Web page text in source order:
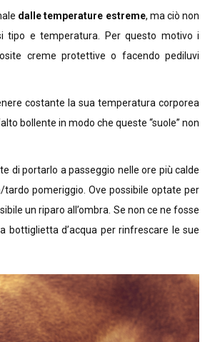
dalle temperature estreme, ma ciò non
tipo e temperatura. Per questo motivo i
creme protettive o facendo pediluvi
costante la sua temperatura corporea
bollente in modo che queste “suole” non
di portarlo a passeggio nelle ore più calde
pomeriggio. Ove possibile optate per
un riparo all’ombra. Se non ce ne fosse
d’acqua per rinfrescare le sue